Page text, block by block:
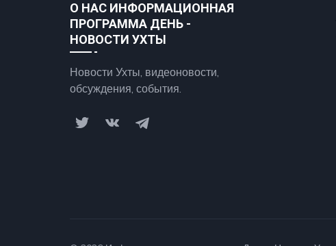
О НАС ИНФОРМАЦИОННАЯ
ПРОГРАММА ДЕНЬ -
НОВОСТИ УХТЫ
Новости Ухты, видеоновости,
обсуждения, события.